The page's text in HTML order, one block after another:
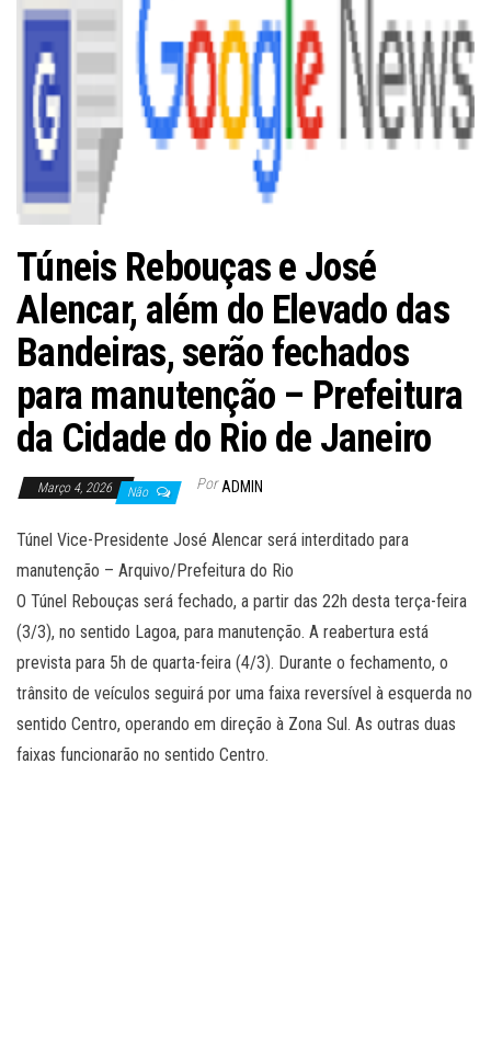
Túneis Rebouças e José
Alencar, além do Elevado das
Bandeiras, serão fechados
para manutenção – Prefeitura
da Cidade do Rio de Janeiro
Março 4, 2026 Não Por ADMIN
Túnel Vice-Presidente José Alencar será interditado para
manutenção – Arquivo/Prefeitura do Rio
O Túnel Rebouças será fechado, a partir das 22h desta terça-feira
(3/3), no sentido Lagoa, para manutenção. A reabertura está
prevista para 5h de quarta-feira (4/3). Durante o fechamento, o
trânsito de veículos seguirá por uma faixa reversível à esquerda no
sentido Centro, operando em direção à Zona Sul. As outras duas
faixas funcionarão no sentido Centro.